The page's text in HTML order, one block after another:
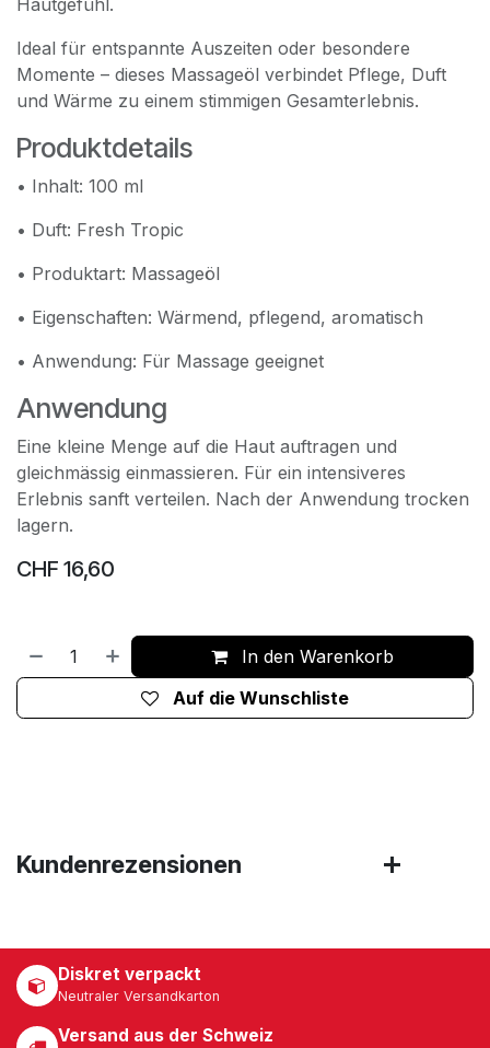
Hautgefühl.
Ideal für entspannte Auszeiten oder besondere
Momente – dieses Massageöl verbindet Pflege, Duft
und Wärme zu einem stimmigen Gesamterlebnis.
Produktdetails
• Inhalt: 100 ml
• Duft: Fresh Tropic
• Produktart: Massageöl
• Eigenschaften: Wärmend, pflegend, aromatisch
• Anwendung: Für Massage geeignet
Anwendung
Eine kleine Menge auf die Haut auftragen und
gleichmässig einmassieren. Für ein intensiveres
Erlebnis sanft verteilen. Nach der Anwendung trocken
lagern.
CHF 16,60
In den Warenkorb
Auf die Wunschliste
Kundenrezensionen
Diskret verpackt
Neutraler Versandkarton
Versand aus der Schweiz